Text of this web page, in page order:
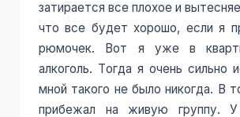
затирается все плохое и
что все будет хорошо, если я
рюмочек. Вот я уже в
алкоголь. Тогда я очень сильно
мной такого не было никогда. В
прибежал на живую группу.